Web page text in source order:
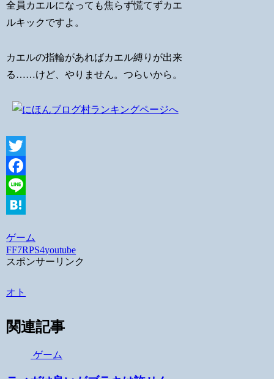
全員カエルになっても焦らず慌てずカエ
ルキックですよ。
カエルの指輪があればカエル縛りが出来
る……けど、やりません。つらいから。
Twitter
Facebook
Line
ゲーム
FF7RPS4youtube
スポンサーリンク
オト
関連記事
ゲーム